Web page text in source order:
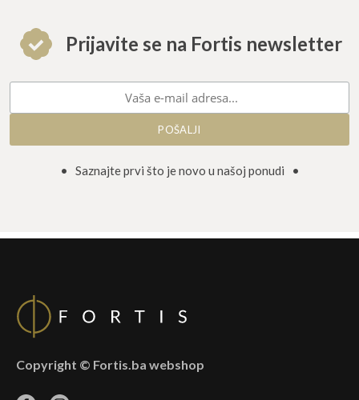
Prijavite se na Fortis newsletter
• Saznajte prvi što je novo u našoj ponudi •
Copyright © Fortis.ba webshop